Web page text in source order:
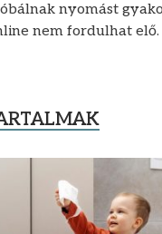
nyomást
nem fordulhat elő.